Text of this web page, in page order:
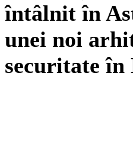
întâlnit în
unei noi
securitate în